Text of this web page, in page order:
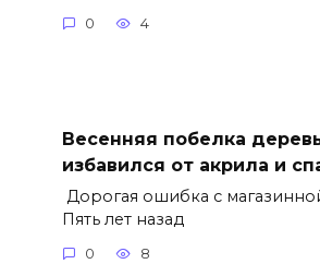
0 4
Весенняя побелка
избавился от акрила и
Дорогая ошибка с
Пять лет назад
0 8